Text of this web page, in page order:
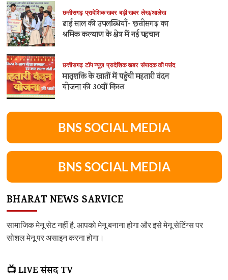
छत्तीसगढ़ प्रादेशिक खबर बड़ी खबर लेख/आलेख
ढाई साल की उपलब्धियाँ- छत्तीसगढ़ का
श्रमिक कल्याण के क्षेत्र में नई पहचान
छत्तीसगढ़ टॉप न्यूज़ प्रादेशिक खबर संपादक की पसंद
मातृशक्ति के खातों में पहुँची महतारी वंदन
योजना की 30वीं किस्त
BNS SOCIAL MEDIA
BNS SOCIAL MEDIA
BHARAT NEWS SARVICE
सामाजिक मेनू सेट नहीं है. आपको मेनू बनाना होगा और इसे मेनू सेटिंग्स पर
सोशल मेनू पर असाइन करना होगा।
📺 LIVE संसद TV